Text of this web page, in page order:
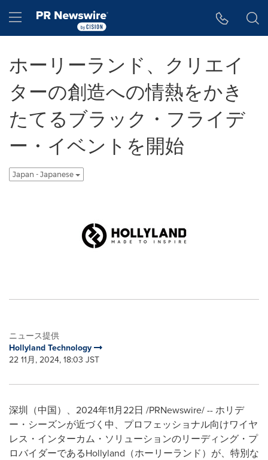
Hamburger menu
ホーリーランド、クリエイ
ターの創造への情熱をかき
たてるブラック・フライデ
ー・イベントを開始
Japan - Japanese
ニュース提供
Hollyland Technology
22 11月, 2024, 18:03 JST
深圳（中国）、2024年11月22日 /PRNewswire/ -- ホリデ
ー・シーズンが近づく中、プロフェッショナル向けワイヤ
レス・インターカム・ソリューションのリーディング・プ
ロバイダーであるHollyland（ホーリーランド）が、特別な